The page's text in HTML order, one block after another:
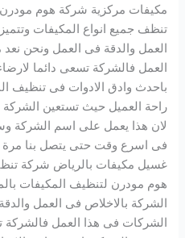
مكيفات مركزية شركة هوم مودرن
تنظف جميع انواع المكيفات
العمل والدقة فى العمل ونحن
العمل فالشركة تسعى دائما
باحدث وادق الادوات فى تنظيف
راحة العميل حيث تستعين الشركة
لان هذا يعمل على اسم الشركة
فى اسرع وقت حتى يتصل بنا مرة
غسيل مكيفات بالرياض شركة
هوم مودرن لتنظيف المكيفات
الشركة بالاخلاص فى العمل
الشركات فى هذا العمل فالشركة